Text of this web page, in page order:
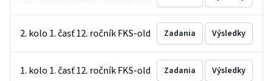
2. kolo 1. časť 12. ročník FKS-old Zadania Výsledky
1. kolo 1. časť 12. ročník FKS-old Zadania Výsledky